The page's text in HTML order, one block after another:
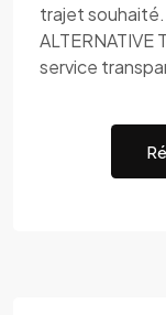
trajet souhaité.
ALTERNATIVE
service